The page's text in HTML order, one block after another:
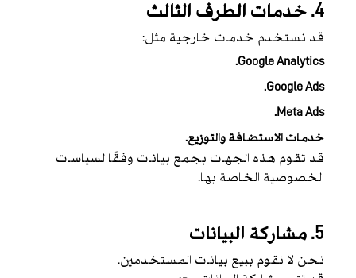
4. خدمات الطرف الثالث
قد نستخدم خدمات خارجية مثل:
Google Analytics.
Google Ads.
Meta Ads.
خدمات الاستضافة والتوزيع.
قد تقوم هذه الجهات بجمع بيانات وفقًا لسياسات
الخصوصية الخاصة بها.
5. مشاركة البيانات
نحن لا نقوم ببيع بيانات المستخدمين.